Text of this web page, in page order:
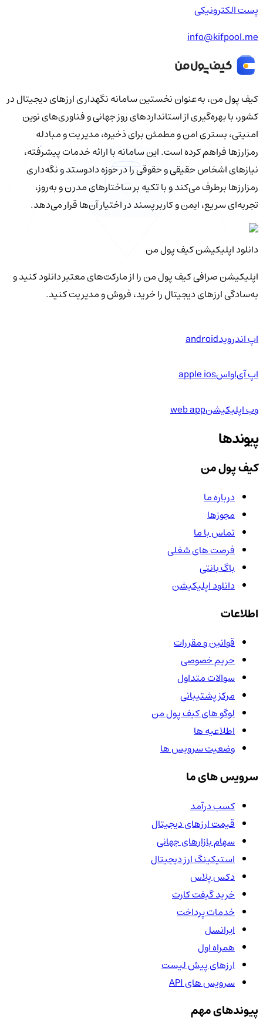
پست الکترونیکی
info@kifpool.me
کیف‌ پول من، به‌عنوان نخستین سامانه نگهداری ارزهای دیجیتال در
کشور، با بهره‌گیری از استانداردهای روز جهانی و فناوری‌های نوین
امنیتی، بستری امن و مطمئن برای ذخیره، مدیریت و مبادله
رمزارزها فراهم کرده است. این سامانه با ارائه خدمات پیشرفته،
نیازهای اشخاص حقیقی و حقوقی را در حوزه دادوستد و نگه‌داری
رمزارزها برطرف می‌کند و با تکیه بر ساختارهای مدرن و به‌روز،
تجربه‌ای سریع، ایمن و کاربرپسند در اختیار آن‌ها قرار می‌دهد.
دانلود اپلیکیشن کیف‌ پول من
اپلیکیشن صرافی کیف پول من را از مارکت‌های معتبر دانلود کنید و
به‌سادگی ارزهای دیجیتال را خرید، فروش و مدیریت کنید.
اپ اندرویدandroid
اپ آی‌او‌اسapple ios
وب اپلیکیشنweb app
پیوندها
کیف پول من
درباره ما
مجوزها
تماس با ما
فرصت های شغلی
باگ بانتی
دانلود اپلیکیشن
اطلاعات
قوانین و مقررات
حریم خصوصی
سوالات متداول
مرکز پشتیبانی
لوگو های کیف پول من
اطلاعیه ها
وضعیت سرویس ها
سرویس های ما
کسب درآمد
قیمت ارزهای دیجیتال
سهام بازارهای جهانی
استیکینگ ارز دیجیتال
دکس پلاس
خرید گیفت کارت
خدمات پرداخت
ایرانسل
همراه اول
ارزهای پیش لیست
سرویس های API
پیوندهای مهم